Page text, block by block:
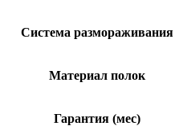
Система размораживания
Материал полок
Гарантия (мес)